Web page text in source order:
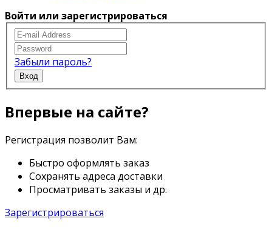
Войти или зарегистрироваться
Забыли пароль?
Вход
Впервые на сайте?
Регистрация позволит Вам:
Быстро оформлять заказ
Сохранять адреса доставки
Просматривать заказы и др.
Зарегистрироваться